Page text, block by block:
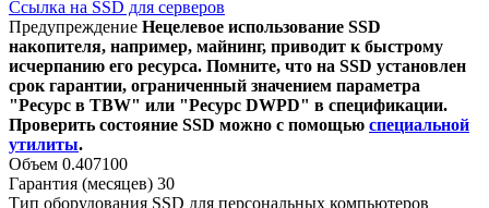
Ссылка на SSD для серверов
Предупреждение Нецелевое использование SSD
накопителя, например, майнинг, приводит к быстрому
исчерпанию его ресурса. Помните, что на SSD установлен
срок гарантии, ограниченный значением параметра
"Ресурс в TBW" или "Ресурс DWPD" в спецификации.
Проверить состояние SSD можно с помощью специальной
утилиты.
Объем 0.407100
Гарантия (месяцев) 30
Тип оборудования SSD для персональных компьютеров